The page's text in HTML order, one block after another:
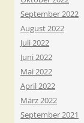
September 2022
August 2022
Juli 2022
Juni 2022
Mai 2022
April 2022
März 2022
September 2021